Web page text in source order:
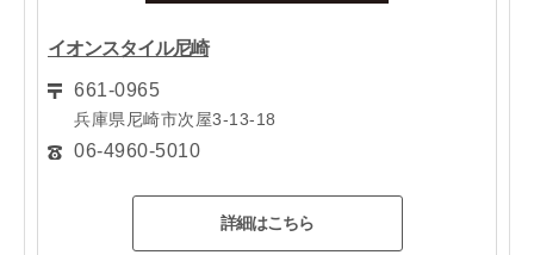
イオンスタイル尼崎
661-0965
兵庫県尼崎市次屋3-13-18
06-4960-5010
詳細はこちら